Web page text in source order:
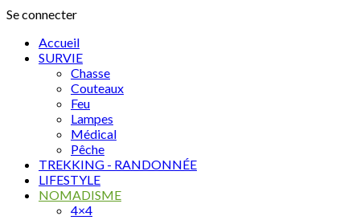
Se connecter
Accueil
SURVIE
Chasse
Couteaux
Feu
Lampes
Médical
Pêche
TREKKING - RANDONNÉE
LIFESTYLE
NOMADISME
4×4